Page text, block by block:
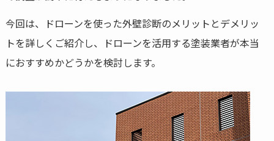
今回は、ドローンを使った外壁診断のメリットとデメリッ
トを詳しくご紹介し、ドローンを活用する塗装業者が本当
におすすめかどうかを検討します。